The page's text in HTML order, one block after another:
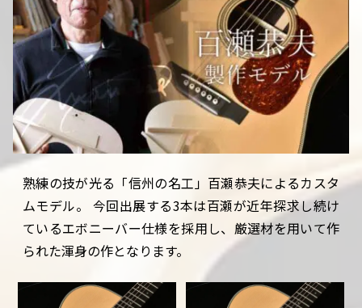
熟練の技が光る「信州の名工」百瀬恭夫によるカスタ
ムモデル。 今回出展する3本は百瀬が近年探求し続け
ているエボニーバー仕様を採用し、厳選材を用いて作
られた渾身の作となります。